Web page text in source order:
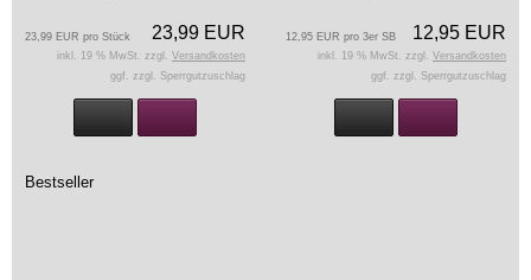
23,99 EUR
23,99 EUR pro Stück
inkl. 19 % MwSt. zzgl. Versandkosten
ggf. zzgl. Sperrgutzuschlag
12,95 EUR
12,95 EUR pro 3er SB
inkl. 19 % MwSt. zzgl. Versandkosten
ggf. zzgl. Sperrgutzuschlag
Bestseller